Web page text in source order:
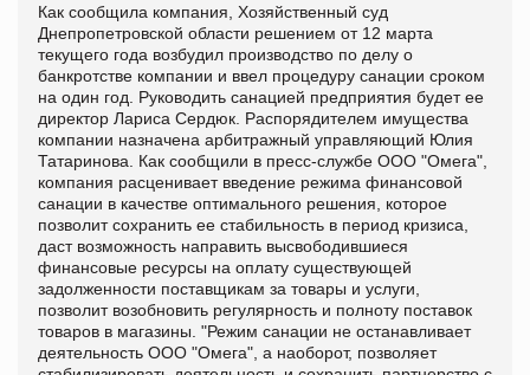
Как сообщила компания, Хозяйственный суд
Днепропетровской области решением от 12 марта
текущего года возбудил производство по делу о
банкротстве компании и ввел процедуру санации сроком
на один год. Руководить санацией предприятия будет ее
директор Лариса Сердюк. Распорядителем имущества
компании назначена арбитражный управляющий Юлия
Татаринова. Как сообщили в пресс-службе ООО "Омега",
компания расценивает введение режима финансовой
санации в качестве оптимального решения, которое
позволит сохранить ее стабильность в период кризиса,
даст возможность направить высвободившиеся
финансовые ресурсы на оплату существующей
задолженности поставщикам за товары и услуги,
позволит возобновить регулярность и полноту поставок
товаров в магазины. "Режим санации не останавливает
деятельность ООО "Омега", а наоборот, позволяет